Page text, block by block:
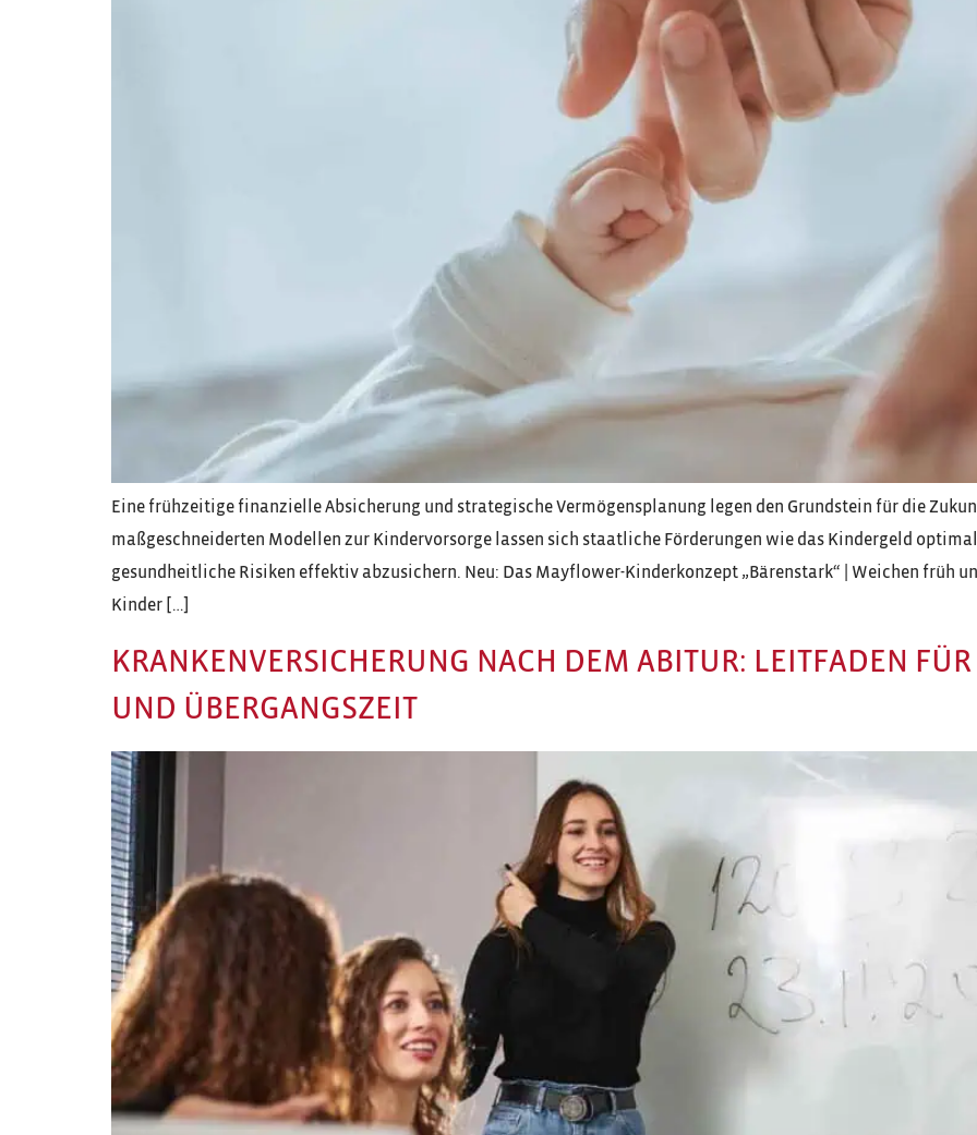
Eine frühzeitige finanzielle Absicherung und strategische Vermögensplanung legen den Grundstein für die
maßgeschneiderten Modellen zur Kindervorsorge lassen sich staatliche Förderungen wie das Kindergeld
gesundheitliche Risiken effektiv abzusichern. Neu: Das Mayflower-Kinderkonzept „Bärenstark“ | Weichen früh
Kinder […]
KRANKENVERSICHERUNG NACH DEM ABITUR: LEITFADEN
UND ÜBERGANGSZEIT